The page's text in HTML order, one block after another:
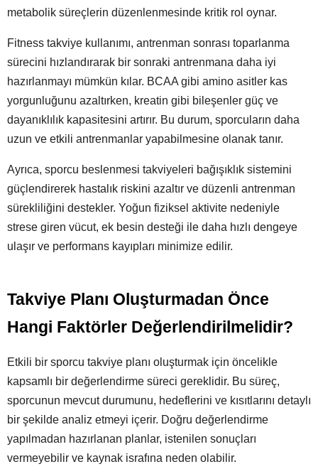
metabolik süreçlerin düzenlenmesinde kritik rol oynar.
Fitness takviye kullanımı, antrenman sonrası toparlanma
sürecini hızlandırarak bir sonraki antrenmana daha iyi
hazırlanmayı mümkün kılar. BCAA gibi amino asitler kas
yorgunluğunu azaltırken, kreatin gibi bileşenler güç ve
dayanıklılık kapasitesini artırır. Bu durum, sporcuların daha
uzun ve etkili antrenmanlar yapabilmesine olanak tanır.
Ayrıca, sporcu beslenmesi takviyeleri bağışıklık sistemini
güçlendirerek hastalık riskini azaltır ve düzenli antrenman
sürekliliğini destekler. Yoğun fiziksel aktivite nedeniyle
strese giren vücut, ek besin desteği ile daha hızlı dengeye
ulaşır ve performans kayıpları minimize edilir.
Takviye Planı Oluşturmadan Önce
Hangi Faktörler Değerlendirilmelidir?
Etkili bir sporcu takviye planı oluşturmak için öncelikle
kapsamlı bir değerlendirme süreci gereklidir. Bu süreç,
sporcunun mevcut durumunu, hedeflerini ve kısıtlarını detaylı
bir şekilde analiz etmeyi içerir. Doğru değerlendirme
yapılmadan hazırlanan planlar, istenilen sonuçları
vermeyebilir ve kaynak israfına neden olabilir.